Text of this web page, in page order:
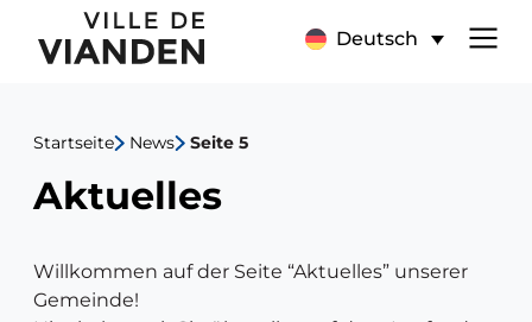
Aktuelles Deutsch
Hauptnavigationsmenü
Startseite News Seite 5
Aktuelles
Willkommen auf der Seite “Aktuelles” unserer
Gemeinde!